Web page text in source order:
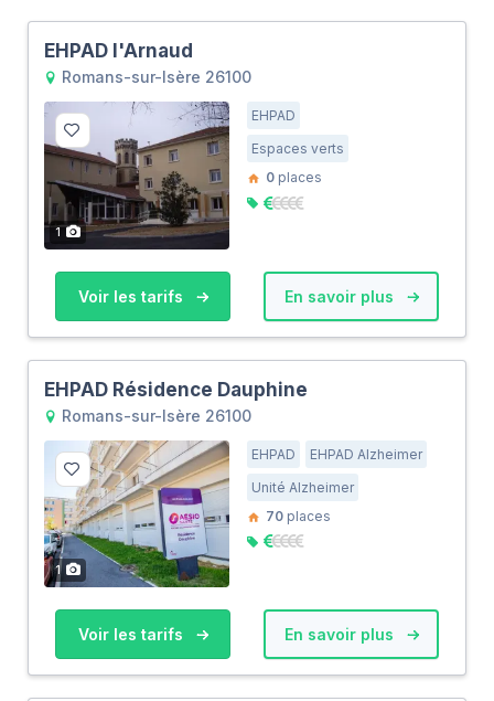
EHPAD l'Arnaud
Romans-sur-Isère 26100
1
EHPAD
Espaces verts
0 places
Voir les tarifs En savoir plus
EHPAD Résidence Dauphine
Romans-sur-Isère 26100
1
EHPAD
EHPAD Alzheimer
Unité Alzheimer
70 places
Voir les tarifs En savoir plus